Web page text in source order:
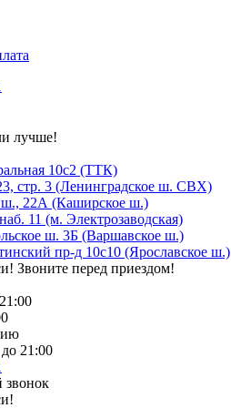
лучше!
10с2 (ТТК)
стр. 3 (Ленинградское ш. СВХ)
22А (Каширское ш.)
11 (м. Электрозаводская)
ш. 3Б (Варшавское ш.)
пр-д 10с10 (Ярославское ш.)
Звоните перед приездом!
21:00
звонок